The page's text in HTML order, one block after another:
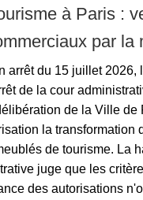
à Paris :
par la
arrêt du 15 juillet 2026,
de la cour
de la Ville de
la transformation
de tourisme. La
juge que les
des autorisations